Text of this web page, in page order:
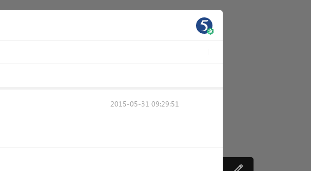
2015-05-31 09:29:51